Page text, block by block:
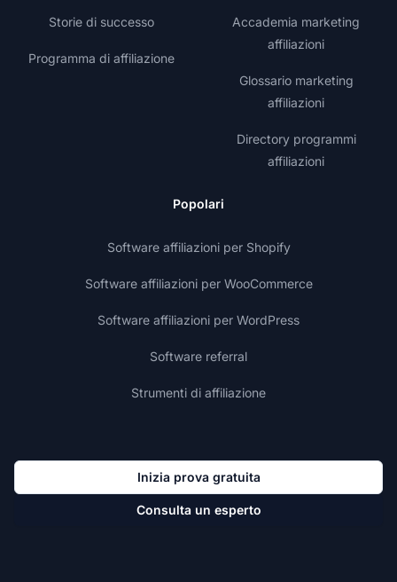
Storie di successo
Programma di affiliazione
Accademia marketing
affiliazioni
Glossario marketing
affiliazioni
Directory programmi
affiliazioni
Popolari
Software affiliazioni per Shopify
Software affiliazioni per WooCommerce
Software affiliazioni per WordPress
Software referral
Strumenti di affiliazione
Inizia prova gratuita
Consulta un esperto